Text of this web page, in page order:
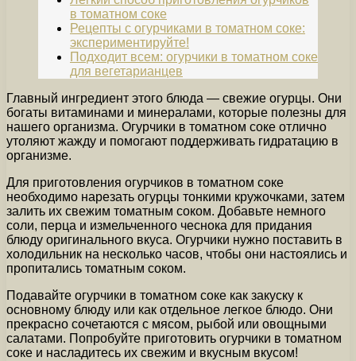
в томатном соке
Рецепты с огурчиками в томатном соке:
экспериментируйте!
Подходит всем: огурчики в томатном соке
для вегетарианцев
Главный ингредиент этого блюда — свежие огурцы. Они
богаты витаминами и минералами, которые полезны для
нашего организма. Огурчики в томатном соке отлично
утоляют жажду и помогают поддерживать гидратацию в
организме.
Для приготовления огурчиков в томатном соке
необходимо нарезать огурцы тонкими кружочками, затем
залить их свежим томатным соком. Добавьте немного
соли, перца и измельченного чеснока для придания
блюду оригинального вкуса. Огурчики нужно поставить в
холодильник на несколько часов, чтобы они настоялись и
пропитались томатным соком.
Подавайте огурчики в томатном соке как закуску к
основному блюду или как отдельное легкое блюдо. Они
прекрасно сочетаются с мясом, рыбой или овощными
салатами. Попробуйте приготовить огурчики в томатном
соке и насладитесь их свежим и вкусным вкусом!